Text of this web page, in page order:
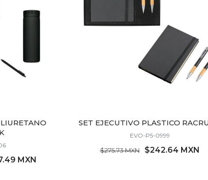
MXN
SET EJECUTIVO PLASTICO
EVO-P5-0999
$275.73 MXN $242.64 MXN